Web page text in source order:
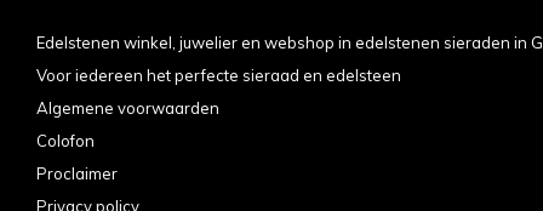
Edelstenen winkel, juwelier en webshop in edelstenen sieraden in
Voor iedereen het perfecte sieraad en edelsteen
Algemene voorwaarden
Colofon
Proclaimer
Privacy policy